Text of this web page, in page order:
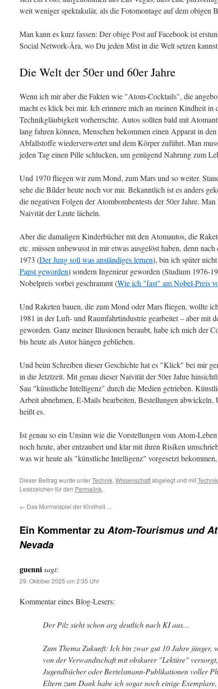
weit weniger spektakulär, als die Fotomontage auf dem obigen
Man kann es kurz fassen: Der obige Post auf Facebook ist
Social Network-Ära, wo Du jeden Mist in die Welt setzen
Die Welt der 50er und 60er Jahre
Wenn ich mir aber die Fakten wie "Atom-Cocktails", die
macht es klick bei mir. Ich erinnere mich an meinen Kindheit in
Technikgläubigkeit vorherrschte. Autos sollten bald mit
lang fahren können, Menschen bekommen einen Apparat in
Abfallstoffe wiederverwertet und dem Körper zuführt. Man
jeden Tag einen Pille schlucken, um genügend Nahrung zum
Und 1970 fliegen wir zum Mond, zum Mars und so weiter.
sehe die Bilder heute noch vor mir. Bekanntlich ist es anders
die negativen Folgen der Atombombentests der 50er Jahre.
Naivität der Leute lächeln.
Aber die damaligen Kinderbücher mit den Atomautos, die
etc. müssen unbewusst in mir etwas ausgelöst haben, denn
1973 (Der Jung soll was anständiges lernen), bin ich später
Papst geworden) sondern Ingenieur geworden (Studium 1976-
Nobelpreis vorbei geschrammt (Wie ich "fast" am Nobel-Preis
Und Raketen bauen, die zum Mond oder Mars fliegen, wollte
1981 in der Luft- und Raumfahrtindustrie gearbeitet – aber mit
geworden. Ganz meiner Illusionen beraubt, habe ich mich der
bis heute als Autor hängen geblieben.
Und beim Schreiben dieser Geschichte hat es "Klick" bei mir
in die Jetztzeit. Mit genau dieser Naivität der 50er Jahre
Sau "künstliche Intelligenz" durch die Medien getrieben.
Arbeit abnehmen, E-Mails bearbeiten, Bestellungen
heißt es.
Ist genau so ein Unsinn wie die Vorstellungen vom Atom-
noch heute, aber entzaubert und klar mit ihren Risiken
was wir heute als "künstliche Intelligenz" vorgesetzt
Dieser Beitrag wurde unterTechnik, Wissenschaftabgelegt und mitTechnik
Lesezeichen für den Permalink.
← Das Murmelspiel der Kindheit …
Ein Kommentar zu Atom-Tourismus und
Nevada
guennisagt:
29. Oktober 2025 um 2:35 Uhr
Kommentar eines Blog-Lesers:
Der Pilz sieht schon arg deutlich nach KI aus…
Zum Thema Zukunft: Ich bin zwar gut 10 Jahre jünger,
von der Verwandtschaft mit obskurer "Lektüre"
Jugendbücher oder Bertelsmann-Publikationen voller
Eltern zum Dank habe ich sogar noch einige